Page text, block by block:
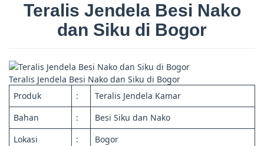
Teralis Jendela Besi Nako
dan Siku di Bogor
Teralis Jendela Besi Nako dan Siku di Bogor
Produk
:
Teralis Jendela Kamar
Bahan
:
Besi Siku dan Nako
Lokasi
:
Bogor